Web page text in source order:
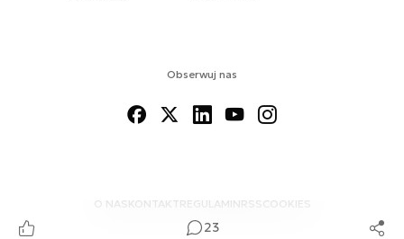
23
Obserwuj nas
O NAS KONTAKTREGULAMINRSS COOKIES